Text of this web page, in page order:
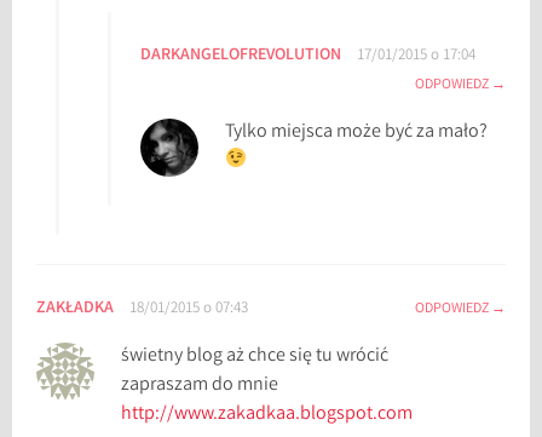
DARKANGELOFREVOLUTION 17/01/2015 o 17:04
ODPOWIEDZ
Tylko miejsca może być za mało?
ZAKŁADKA 18/01/2015 o 07:43 ODPOWIEDZ
świetny blog aż chce się tu wrócić
zapraszam do mnie
http://www.zakadkaa.blogspot.com